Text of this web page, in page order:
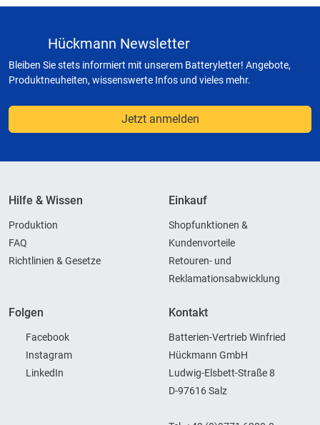
Hückmann Newsletter
Bleiben Sie stets informiert mit unserem Batteryletter! Angebote,
Produktneuheiten, wissenswerte Infos und vieles mehr.
Jetzt anmelden
Hilfe & Wissen
Produktion
FAQ
Richtlinien & Gesetze
Einkauf
Shopfunktionen &
Kundenvorteile
Retouren- und
Reklamationsabwicklung
Folgen
Facebook
Instagram
LinkedIn
Kontakt
Batterien-Vertrieb Winfried
Hückmann GmbH
Ludwig-Elsbett-Straße 8
D-97616 Salz